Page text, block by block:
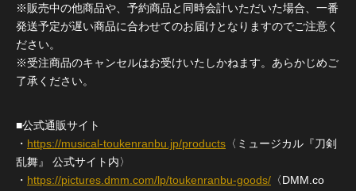
※販売中の他商品や、予約商品と同時会計いただいた場合、一番
発送予定が遅い商品に合わせてのお届けとなりますのでご注意く
ださい。
※受注商品のキャンセルはお受けいたしかねます。あらかじめご
了承ください。
■公式通販サイト
・ https://musical-toukenranbu.jp/products 〈ミュージカル『刀剣
乱舞』 公式サイト内〉
・ https://pictures.dmm.com/lp/toukenranbu-goods/ 〈DMM.co